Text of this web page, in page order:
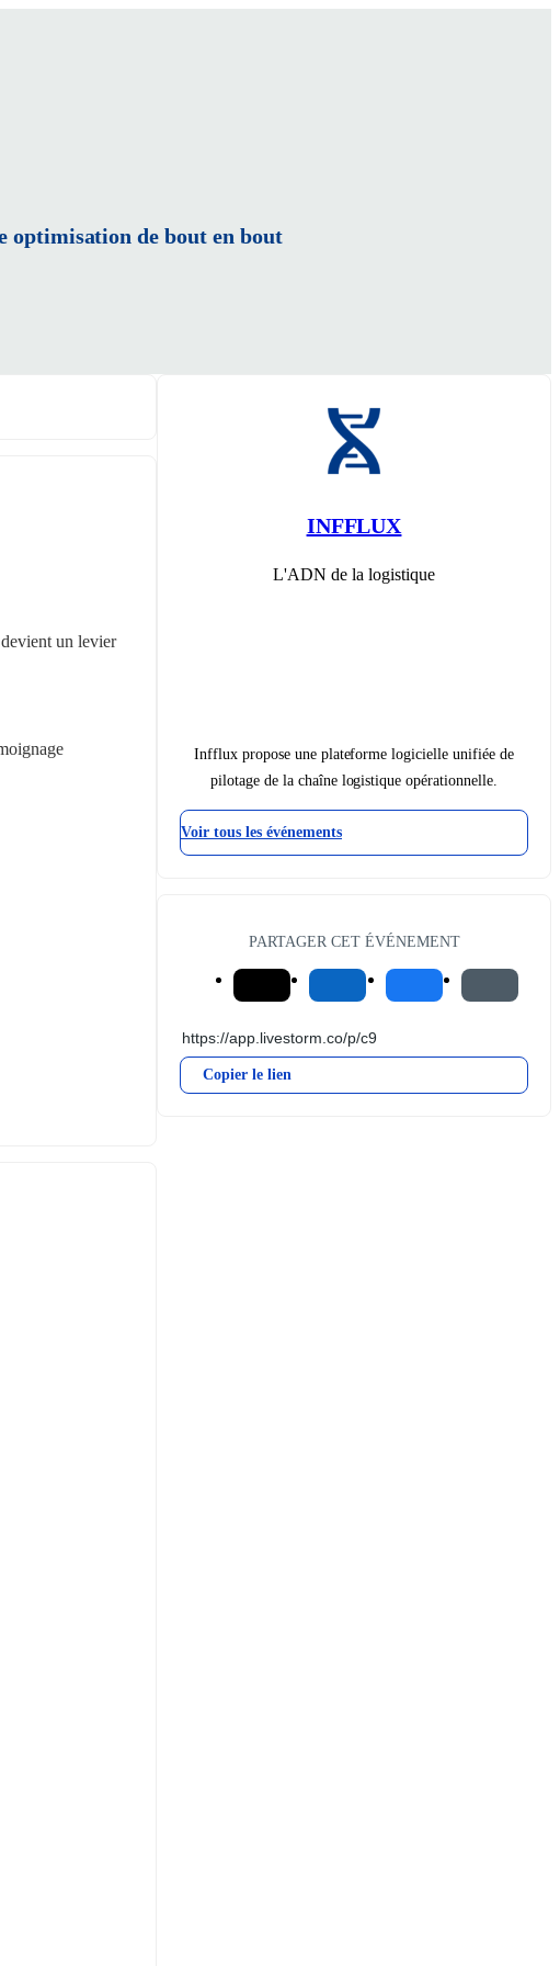
optimisation de bout en bout
devient un levier
INFFLUX
L'ADN de la logistique
Infflux propose une plateforme logicielle unifiée de
pilotage de la chaîne logistique opérationnelle.
Voir tous les événements
PARTAGER CET ÉVÉNEMENT
Copier le lien